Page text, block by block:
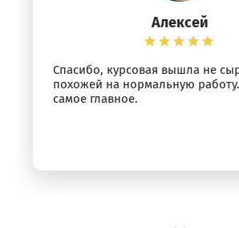
Алексей
Спасибо, курсовая вышла не
похожей на нормальную
самое главное.